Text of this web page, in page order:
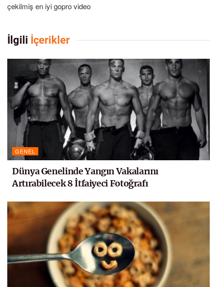
çekilmiş en iyi gopro video
İlgili İçerikler
GENEL
Dünya Genelinde Yangın Vakalarını
Artırabilecek 8 İtfaiyeci Fotoğrafı